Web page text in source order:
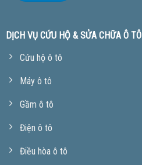
DỊCH VỤ CỨU HỘ & SỬA CHỮA Ô TÔ
Cứu hộ ô tô
Máy ô tô
Gầm ô tô
Điện ô tô
Điều hòa ô tô